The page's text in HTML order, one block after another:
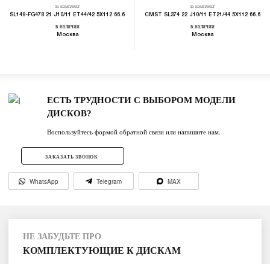
за комплект
SL149-FG478 21 J10/11 ET44/42 5X112 66.6
в наличии
Москва
за комплект
CMST SL374 22 J10/11 ET21/44 5X112 66.6
в наличии
Москва
ЕСТЬ ТРУДНОСТИ С ВЫБОРОМ МОДЕЛИ
ДИСКОВ?
Воспользуйтесь формой обратной связи или напишите нам.
ЗАКАЗАТЬ ЗВОНОК
WhatsApp Telegram MAX
НЕ ЗАБУДЬТЕ ПРО
КОМПЛЕКТУЮЩИЕ К ДИСКАМ